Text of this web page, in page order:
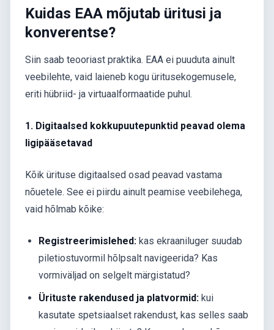
Kuidas EAA mõjutab üritusi ja
konverentse?
Siin saab teooriast praktika. EAA ei puuduta ainult
veebilehte, vaid laieneb kogu üritusekogemusele,
eriti hübriid- ja virtuaalformaatide puhul.
1. Digitaalsed kokkupuutepunktid peavad olema
ligipääsetavad
Kõik ürituse digitaalsed osad peavad vastama
nõuetele. See ei piirdu ainult peamise veebilehega,
vaid hõlmab kõike:
Registreerimislehed: kas ekraaniluger suudab
piletiostuvormil hõlpsalt navigeerida? Kas
vormiväljad on selgelt märgistatud?
Ürituste rakendused ja platvormid: kui
kasutate spetsiaalset rakendust, kas selles saab